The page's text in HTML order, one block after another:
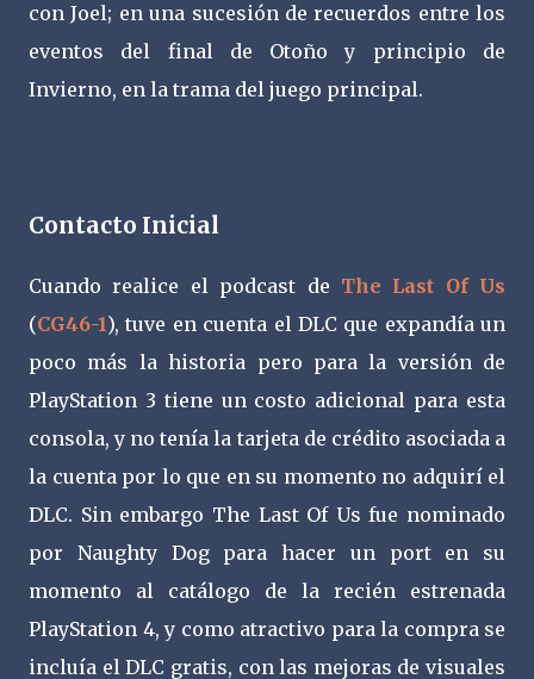
con Joel; en una sucesión de recuerdos entre los
eventos del final de Otoño y principio de
Invierno, en la trama del juego principal.
Contacto Inicial
Cuando realice el podcast de The Last Of Us
(CG46-1), tuve en cuenta el DLC que expandía un
poco más la historia pero para la versión de
PlayStation 3 tiene un costo adicional para esta
consola, y no tenía la tarjeta de crédito asociada a
la cuenta por lo que en su momento no adquirí el
DLC. Sin embargo The Last Of Us fue nominado
por Naughty Dog para hacer un port en su
momento al catálogo de la recién estrenada
PlayStation 4, y como atractivo para la compra se
incluía el DLC gratis, con las mejoras de visuales